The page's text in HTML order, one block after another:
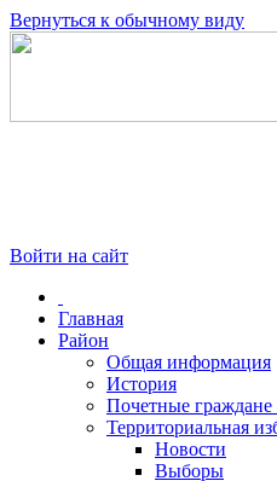
Вернуться к обычному виду
Войти на сайт
Главная
Район
Общая информация
История
Почетные
Территориальная
Новости
Выборы